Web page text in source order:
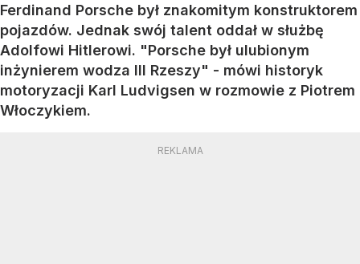
Ferdinand Porsche był znakomitym konstruktorem
pojazdów. Jednak swój talent oddał w służbę
Adolfowi Hitlerowi. "Porsche był ulubionym
inżynierem wodza III Rzeszy" - mówi historyk
motoryzacji Karl Ludvigsen w rozmowie z Piotrem
Włoczykiem.